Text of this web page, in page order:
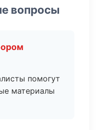
вопросы
помогут
материалы